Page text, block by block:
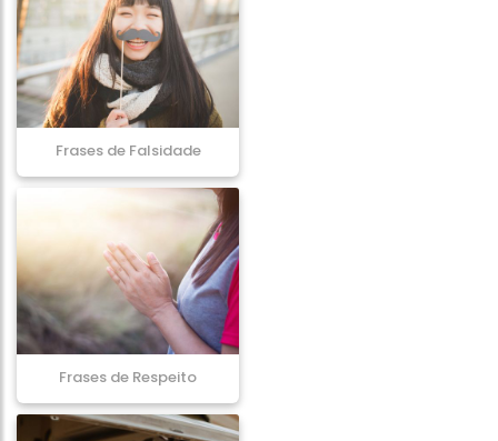
Frases de Falsidade
Frases de Respeito